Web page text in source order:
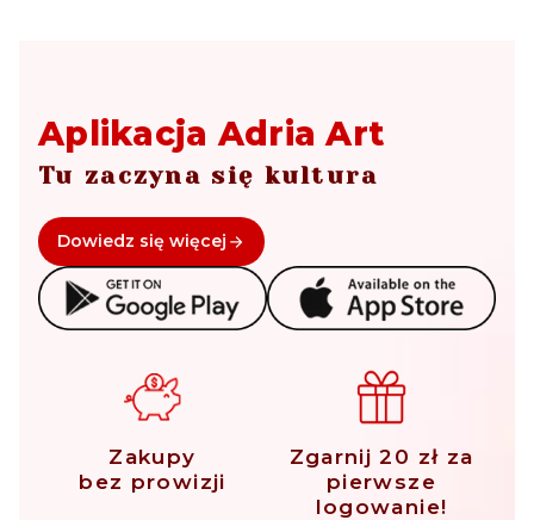
Aplikacja Adria Art
Tu zaczyna się kultura
Dowiedz się więcej
Zakupy
bez prowizji
Zgarnij 20 zł za
pierwsze
logowanie!